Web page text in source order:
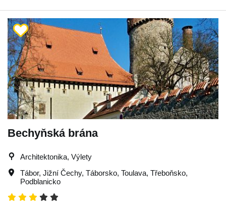
Bechyňská brána
Architektonika, Výlety
Tábor, Jižní Čechy, Táborsko, Toulava, Třeboňsko,
Podblanicko